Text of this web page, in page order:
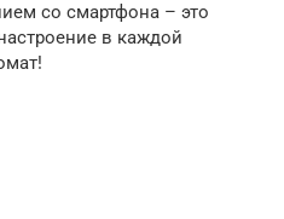
со смартфона – это
в каждой